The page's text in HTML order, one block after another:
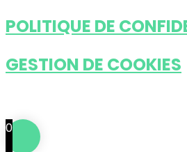
POLITIQUE DE
GESTION DE COOKIES
0